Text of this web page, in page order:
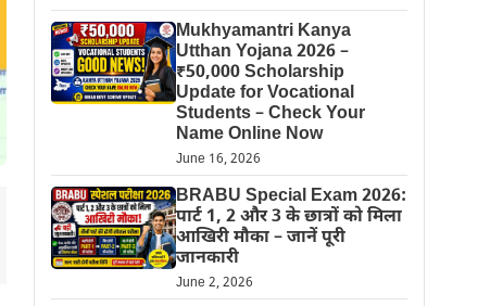
Mukhyamantri Kanya
Utthan Yojana 2026 –
₹50,000 Scholarship
Update for Vocational
Students – Check Your
Name Online Now
June 16, 2026
BRABU Special Exam 2026:
पार्ट 1, 2 और 3 के छात्रों को मिला
आखिरी मौका – जानें पूरी
जानकारी
June 2, 2026